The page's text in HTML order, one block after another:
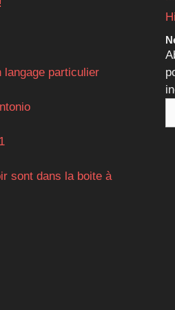
langage particulier
sont dans la boite à